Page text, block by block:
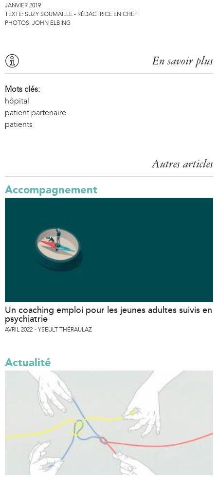
JANVIER 2019
TEXTE: SUZY SOUMAILLE - RÉDACTRICE EN CHEF
PHOTOS: JOHN ELBING
En savoir plus
Mots clés:
hôpital
patient partenaire
patients
Autres articles
Accompagnement
Un coaching emploi pour les jeunes adultes suivis en
psychiatrie
AVRIL 2022 YSEULT THÉRAULAZ
Actualité